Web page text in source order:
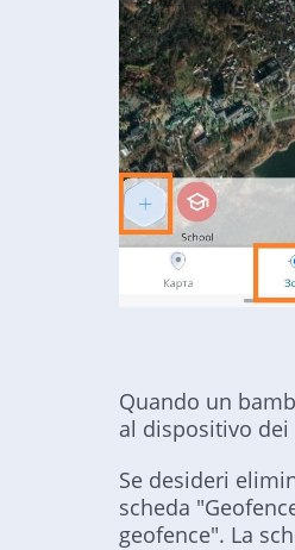
Quando un
al dispositivo
Se desideri
scheda
geofence". La